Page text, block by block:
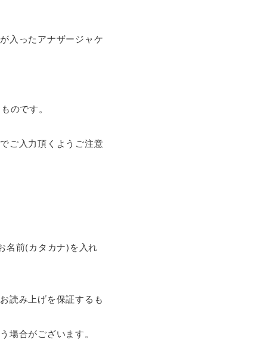
入ったアナザージャケ
のです。
ご入力頂くようご注意
名前(カタカナ)を入れ
読み上げを保証するも
場合がございます。